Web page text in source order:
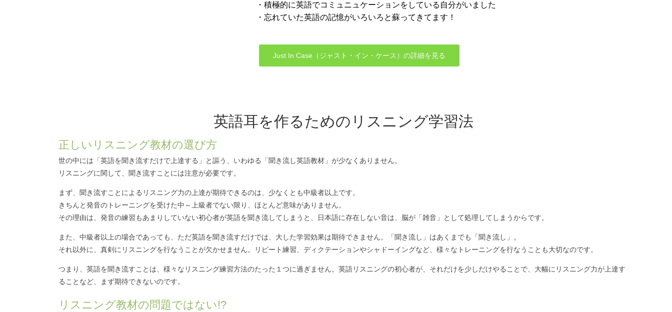
・積極的に英語でコミュニュケーションをしている自分がいました
・忘れていた英語の記憶がいろいろと蘇ってきてます！
Just In Case（ジャスト・イン・ケース）の詳細を見る
英語耳を作るためのリスニング学習法
正しいリスニング教材の選び方
世の中には「英語を聞き流すだけで上達する」と謳う、いわゆる「聞き流し英語教材」が少なくありません。
リスニングに関して、聞き流すことには注意が必要です。
まず、聞き流すことによるリスニング力の上達が期待できるのは、少なくとも中級者以上です。
きちんと発音のトレーニングを受けた中～上級者でない限り、ほとんど意味がありません。
その理由は、発音の練習もあまりしていない初心者が英語を聞き流してしまうと、日本語に存在しない音は、脳が「雑音」として処理してしまうからです。
また、中級者以上の場合であっても、ただ英語を聞き流すだけでは、大した学習効果は期待できません。「聞き流し」はあくまでも「聞き流し」。
それ以外に、真剣にリスニングを行なうことが欠かせません。リピート練習、ディクテーションやシャドーイングなど、様々なトレーニングを行なうことも大切なのです。
つまり、英語を聞き流すことは、様々なリスニング練習方法のたった１つに過ぎません。英語リスニングの初心者が、それだけを少しだけやることで、大幅にリスニング力が上達す
ることなど、まず期待できないのです。
リスニング教材の問題ではない!?